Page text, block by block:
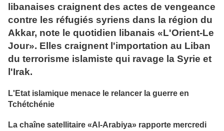
libanaises craignent des actes de vengeance
contre les réfugiés syriens dans la région du
Akkar, note le quotidien libanais «L'Orient-Le
Jour». Elles craignent l'importation au Liban
du terrorisme islamiste qui ravage la Syrie et
l'Irak.
L'Etat islamique menace le relancer la guerre en
Tchétchénie
La chaîne satellitaire «Al-Arabiya» rapporte mercredi